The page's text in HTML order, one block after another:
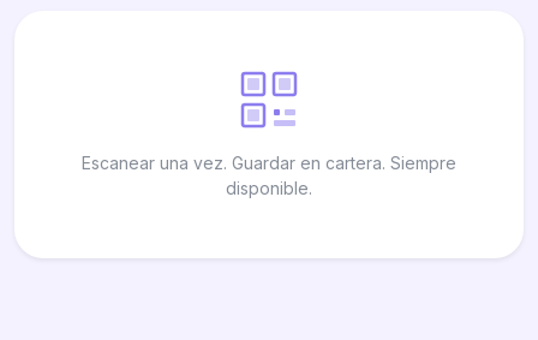
Escanear una vez. Guardar en cartera. Siempre
disponible.